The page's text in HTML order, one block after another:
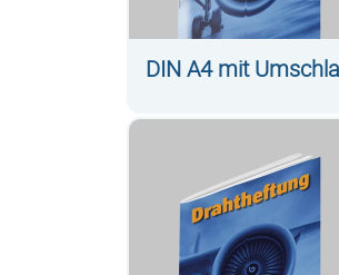
DIN A4 mit